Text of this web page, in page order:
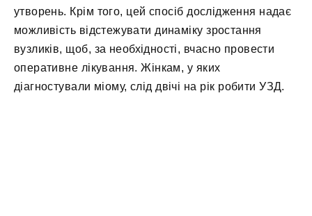
утворень. Крім того, цей спосіб дослідження надає
можливість відстежувати динаміку зростання
вузликів, щоб, за необхідності, вчасно провести
оперативне лікування. Жінкам, у яких
діагностували міому, слід двічі на рік робити УЗД.